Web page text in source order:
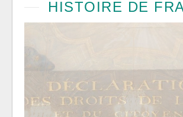
HISTOIRE DE